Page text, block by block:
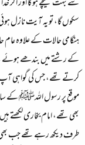
سے بہت نیچے ہو گا اور اگر
سکوں گا، تو یہ آیت نازل
ہنگامی حالات کے علاوہ
کے رشتے میں بندھے ہوئے
کرتے تھے، جس کی گواہی
موقع پر رسول اللہﷺ کے
بھی تھے، امام بخاری
طرف دیکھ رہے تھے جب بھی